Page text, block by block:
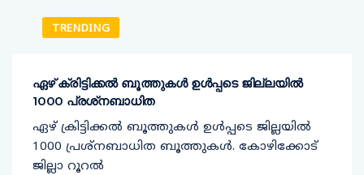
TRENDING
ഏഴ് ക്രിട്ടിക്കല്‍ ബൂത്തുകള്‍ ഉള്‍പ്പടെ ജില്ലയില്‍
1000 പ്രശ്‌നബാധിത
ഏഴ് ക്രിട്ടിക്കല്‍ ബൂത്തുകള്‍ ഉള്‍പ്പടെ ജില്ലയില്‍
1000 പ്രശ്‌നബാധിത ബൂത്തുകള്‍. കോഴിക്കോട്
ജില്ലാ റൂറല്‍